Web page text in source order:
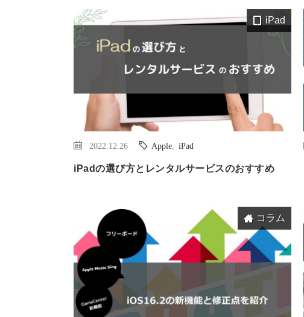
iPad
2022.12.26 Apple iPad
iPadの選び方とレンタルサービスのおすすめ
コラム